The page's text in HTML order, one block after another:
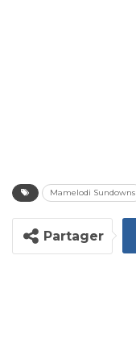
Mamelodi Sundowns
Partager